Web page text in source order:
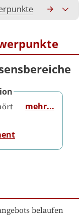
mehr...
belaufen